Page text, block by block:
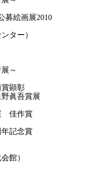
募絵画展2010
ター）
～
顕彰
吾賞展
佳作賞
念賞
）